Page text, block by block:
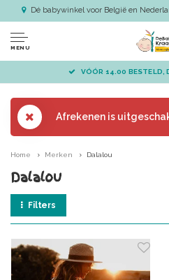
Dé babywinkel voor België en
MENU
VÓÓR 14.00 BESTELD,
Afrekenen is
Home Merken Dalalou
Dalalou
Filters